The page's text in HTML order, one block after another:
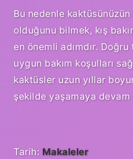
Bu nedenle
olduğunu bilmek, kış
en önemli adımdır.
uygun bakım koşulları
kaktüsler uzun yıllar
şekilde yaşamaya devam
Tarih: Makaleler